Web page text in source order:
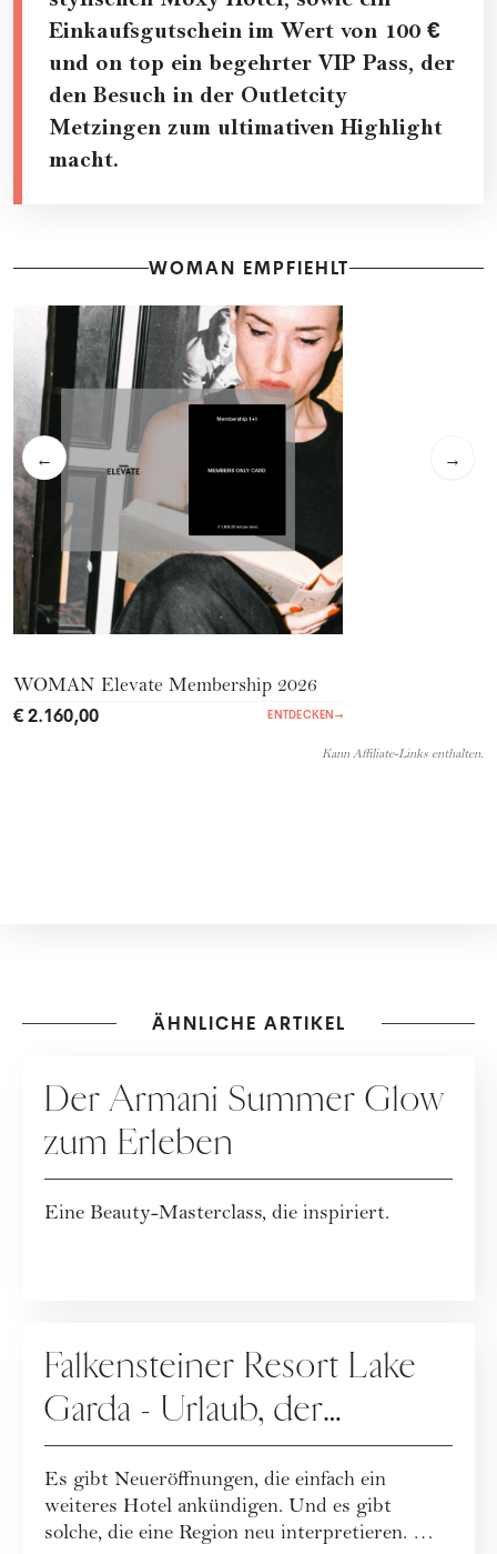
Einkaufsgutschein im Wert von 100 €
und on top ein begehrter VIP Pass, der
den Besuch in der Outletcity
Metzingen zum ultimativen Highlight
macht.
WOMAN EMPFIEHLT
← →
WOMAN Elevate Membership 2026
€ 2.160,00 ENTDECKEN →
Kann Affiliate-Links enthalten.
ÄHNLICHE ARTIKEL
Der Armani Summer Glow
zum Erleben
Eine Beauty-Masterclass, die inspiriert.
Falkensteiner Resort Lake
Garda - Urlaub, der
Leichtigkeit neu definiert
Es gibt Neueröffnungen, die einfach ein
weiteres Hotel ankündigen. Und es gibt
solche, die eine Region neu interpretieren. Mit